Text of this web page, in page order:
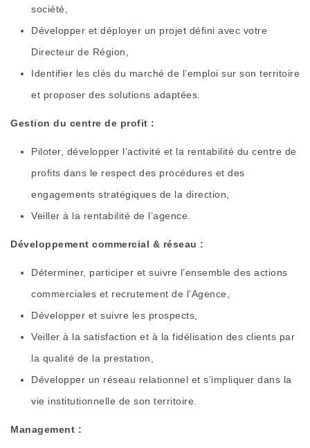
société,
Développer et déployer un projet défini avec votre
Directeur de Région,
Identifier les clés du marché de l’emploi sur son territoire
et proposer des solutions adaptées.
Gestion du centre de profit :
Piloter, développer l’activité et la rentabilité du centre de
profits dans le respect des procédures et des
engagements stratégiques de la direction,
Veiller à la rentabilité de l’agence.
Développement commercial & réseau :
Déterminer, participer et suivre l’ensemble des actions
commerciales et recrutement de l’Agence,
Développer et suivre les prospects,
Veiller à la satisfaction et à la fidélisation des clients par
la qualité de la prestation,
Développer un réseau relationnel et s’impliquer dans la
vie institutionnelle de son territoire.
Management :